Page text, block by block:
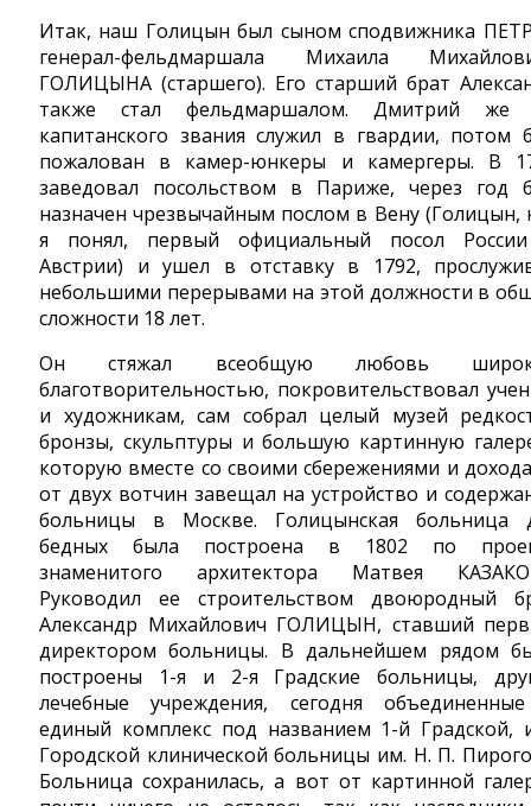
Итак, наш Голицын был сыном сподвижника
генерал-фельдмаршала Михаила
ГОЛИЦЫНА (старшего). Его старший брат
также стал фельдмаршалом. Дмитрий же
капитанского звания служил в гвардии, потом
пожалован в камер-юнкеры и камергеры. В
заведовал посольством в Париже, через год
назначен чрезвычайным послом в Вену (Голицын,
я понял, первый официальный посол
Австрии) и ушел в отставку в 1792,
небольшими перерывами на этой должности в
сложности 18 лет.
Он стяжал всеобщую любовь
благотворительностью, покровительствовал
и художникам, сам собрал целый музей
бронзы, скульптуры и большую картинную
которую вместе со своими сбережениями и
от двух вотчин завещал на устройство и
больницы в Москве. Голицынская больница
бедных была построена в 1802 по
знаменитого архитектора Матвея
Руководил ее строительством двоюродный
Александр Михайлович ГОЛИЦЫН, ставший
директором больницы. В дальнейшем рядом
построены 1-я и 2-я Градские больницы,
лечебные учреждения, сегодня
единый комплекс под названием 1-й Градской,
Городской клинической больницы им. Н. П.
Больница сохранилась, а вот от картинной